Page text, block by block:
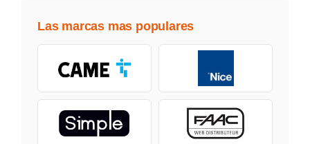
Las marcas mas populares